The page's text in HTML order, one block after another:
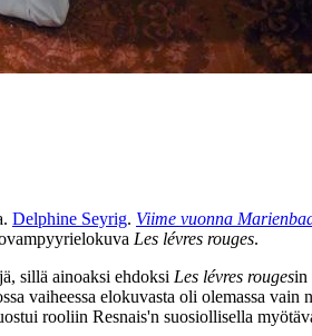
Delphine Seyrig. Viime vuonna
Les lévres rouges.
sillä ainoaksi ehdoksi Les lévres rougesin
vaiheessa elokuvasta oli olemassa
rooliin Resnais'n suosiollisella